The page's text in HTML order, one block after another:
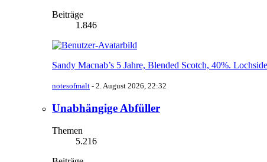
Beiträge
1.846
Sandy Macnab’s 5 Jahre, Blended Scotch, 40%.
notesofmalt - 2. August 2026, 22:32
Unabhängige Abfüller
Themen
5.216